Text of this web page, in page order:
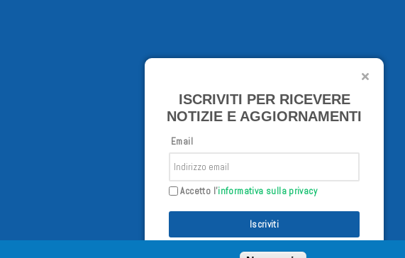
ISCRIVITI PER RICEVERE
NOTIZIE E AGGIORNAMENTI
Email
Accetto l'informativa sulla privacy
Iscriviti